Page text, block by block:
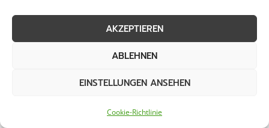
AKZEPTIEREN
ABLEHNEN
EINSTELLUNGEN ANSEHEN
Cookie-Richtlinie